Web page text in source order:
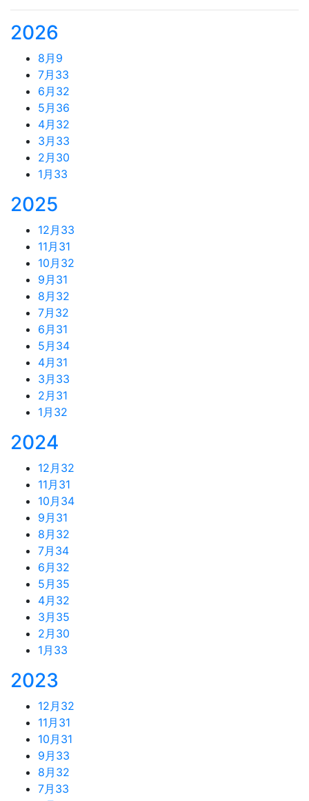
2026
8月 9
7月 33
6月 32
5月 36
4月 32
3月 33
2月 30
1月 33
2025
12月 33
11月 31
10月 32
9月 31
8月 32
7月 32
6月 31
5月 34
4月 31
3月 33
2月 31
1月 32
2024
12月 32
11月 31
10月 34
9月 31
8月 32
7月 34
6月 32
5月 35
4月 32
3月 35
2月 30
1月 33
2023
12月 32
11月 31
10月 31
9月 33
8月 32
7月 33